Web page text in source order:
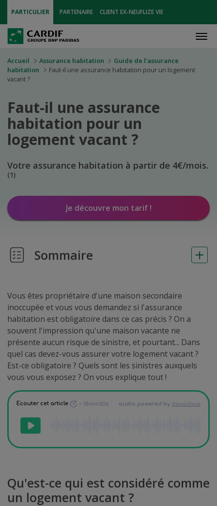
PARTICULIER PARTENAIRE CLIENT EX-NEUFLIZE VIE
Accueil Assurance habitation
Guide de l'assurance
habitation
Faut-il une assurance habitation pour un logement
vacant ?
Faut-il une assurance
habitation pour un
logement vacant ?
Votre assurance habitation à partir de 4€/mois.
(1)
Je découvre mon tarif !
Sommaire
Vous êtes propriétaire d'une maison secondaire
inoccupée et vous vous demandez si l'assurance
habitation est obligatoire dans ce cas précis ? On a
souvent l'impression qu'une maison vacante ne
présente aucun risque de sinistre, et pourtant... Dans
quel cas devez-vous assurer votre logement vacant ?
Est-ce obligatoire ? Quels sont les sinistres auxquels
vous vous exposez ? On vous explique tout !
Qu'est-ce qui est considéré comme
un logement vacant ?